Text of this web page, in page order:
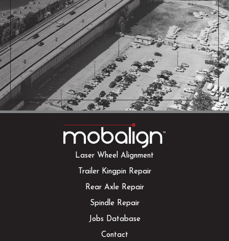
Laser Wheel Alignment
Trailer Kingpin Repair
Rear Axle Repair
Spindle Repair
Jobs Database
Contact